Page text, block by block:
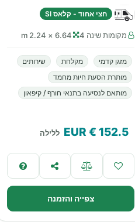
חצי אחוד - קלאס SI
מקומות שינה 4 6.64 × 2.24 m
מזגן קדמי מקלחת
שירותים
מותרת הסעת חיות מחמד
מותאם לנסיעה בתנאי חורף / קיפאון
152.5
€ EUR ללילה
צפייה והזמנה